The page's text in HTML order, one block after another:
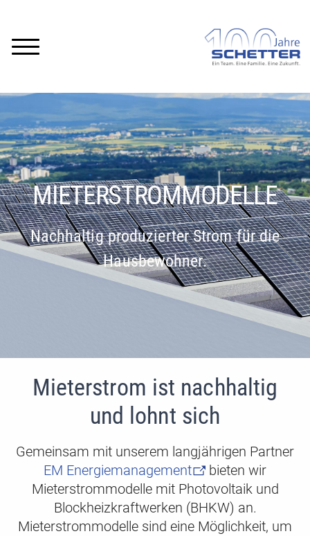
MIETERSTROMMODELLE
Nachhaltig produzierter Strom für die
Hausbewohner.
Mieterstrom ist nachhaltig
und lohnt sich
Gemeinsam mit unserem langjährigen Partner
EM Energiemanagement
bieten wir
Mieterstrommodelle mit Photovoltaik und
Blockheizkraftwerken (BHKW) an.
Mieterstrommodelle sind eine Möglichkeit, um